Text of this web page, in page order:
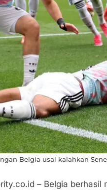
Belgia usai kalahkan
– Belgia